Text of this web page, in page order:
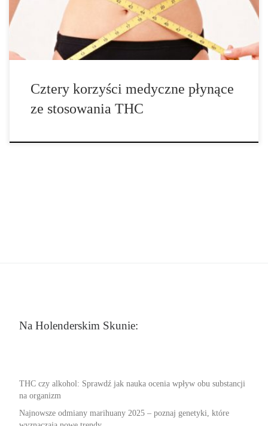
przeprowadzonych z Marinolem sugeruje, że THC może
stymulować wzrost masy ciała u pacjentów z anoreksją. […]
Cztery korzyści medyczne płynące
ze stosowania THC
Na Holenderskim Skunie:
THC czy alkohol: Sprawdź jak nauka ocenia wpływ obu substancji
na organizm
Najnowsze odmiany marihuany 2025 – poznaj genetyki, które